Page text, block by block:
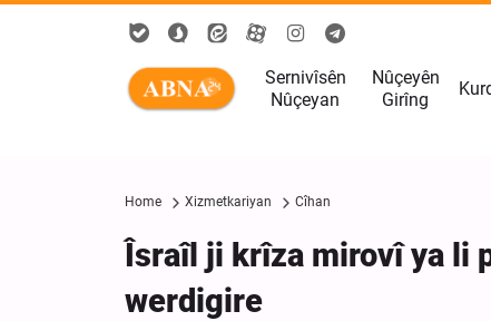
Sernivîsên
Nûçeyan
Nûçeyên
Girîng
Home Xizmetkariyan Cîhan
Îsraîl ji krîza mirovî ya li
werdigire